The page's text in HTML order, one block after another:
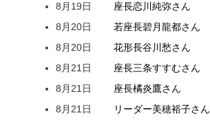
8月19日
座長恋川純弥さん
8月20日
若座長碧月龍都さん
8月20日
花形長谷川愁さん
8月21日
座長三条すすむさん
8月21日
座長橘炎鷹さん
8月21日
リーダー美穂裕子さん